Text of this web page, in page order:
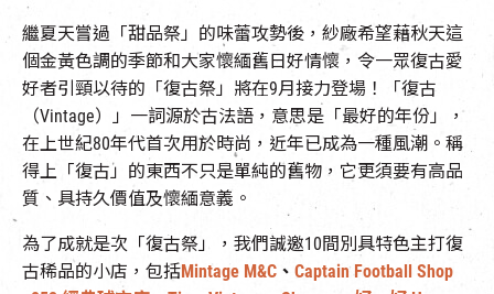
繼夏天嘗過「甜品祭」的味蕾攻勢後，紗廠希望藉秋天這
個金黃色調的季節和大家懷緬舊日好情懷，令一眾復古愛
好者引頸以待的「復古祭」將在9月接力登場！「復古
（Vintage）」一詞源於古法語，意思是「最好的年份」，
在上世紀80年代首次用於時尚，近年已成為一種風潮。稱
得上「復古」的東西不只是單純的舊物，它更須要有高品
質、具持久價值及懷緬意義。
為了成就是次「復古祭」，我們誠邀10間別具特色主打復
古稀品的小店，包括Mintage M&C 、 Captain Football Shop